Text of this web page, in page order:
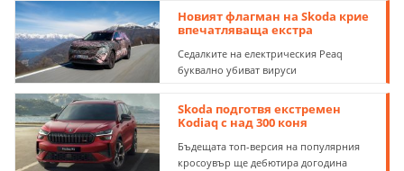
Новият флагман на Skoda крие
впечатляваща екстра
Седалките на електрическия Peaq
буквално убиват вируси
Skoda подготвя екстремен
Kodiaq с над 300 коня
Бъдещата топ-версия на популярния
кросоувър ще дебютира догодина